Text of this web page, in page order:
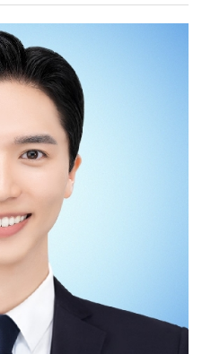
한 부분을 말씀드릴 수는
일을 하면서 경험한 일들을
의 대한체육회
포츠 협회 및 기관들 중
를 받는 약 30개의
가하는 단체는 손에
. 오히려 자연스럽게
더욱 마케팅에 노력을
부익부 현상이 만들어지고
마케팅은 작은 노력도 큰
생각합니다. 스포츠
시지만 꿈을 정하지 못하신
시는 것도 좋을 것
외 시장의 발전 가능성을
드리고 싶습니다. 타
터 느껴지듯 해외에서의
력100
정사로 근무하고 있습니다.
공인 인증 기관으로써
적을 두고 체력 상태를
하여 운동 상담 및 처방을
지 서비스입니다.
민들에게는 체력수준
고 운동에 꾸준히 참가할
, 체력수준에 따라 국가
세~6세 유아기와 만 11세
참여 가능하며, 전국
료로 제공하고 있습니다.
에 백석대학교 배드민턴
츠재활연구소에서 실습
청 씨름단에서